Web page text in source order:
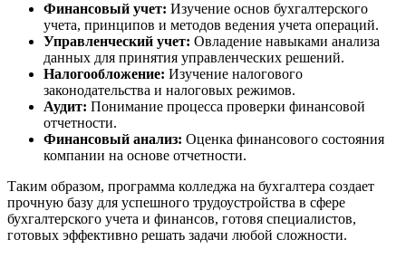
Финансовый учет: Изучение основ бухгалтерского
учета, принципов и методов ведения учета операций.
Управленческий учет: Овладение навыками анализа
данных для принятия управленческих решений.
Налогообложение: Изучение налогового
законодательства и налоговых режимов.
Аудит: Понимание процесса проверки финансовой
отчетности.
Финансовый анализ: Оценка финансового состояния
компании на основе отчетности.
Таким образом, программа колледжа на бухгалтера создает
прочную базу для успешного трудоустройства в сфере
бухгалтерского учета и финансов, готовя специалистов,
готовых эффективно решать задачи любой сложности.